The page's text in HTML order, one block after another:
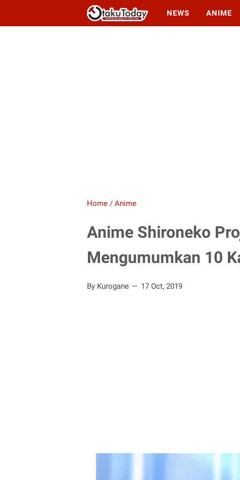
NEWS ANIME
Home / Anime
Anime Shironeko
Mengumumkan 10
By Kurogane 17 Oct, 2019